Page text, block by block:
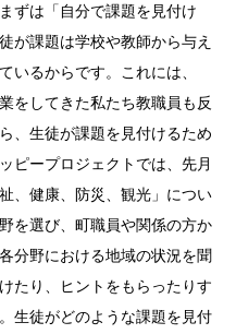
ずは「自分で課題を見付け
が課題は学校や教師から与え
いるからです。これには、
をしてきた私たち教職員も反
、生徒が課題を見付けるため
ピープロジェクトでは、先月
、健康、防災、観光」につい
を選び、町職員や関係の方か
分野における地域の状況を聞
たり、ヒントをもらったりす
生徒がどのような課題を見付